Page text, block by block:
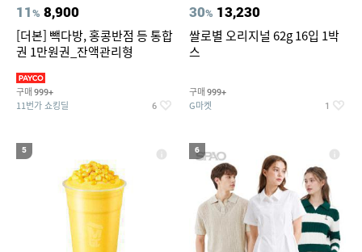
11% 8,900
[더본] 빽다방, 홍콩반점 등 통합
권 1만원권_잔액관리형
구매 999+
11번가 쇼킹딜 6
30% 13,230
쌀로별 오리지널 62g 16입 1박
스
구매 999+
G마켓 1
5 6